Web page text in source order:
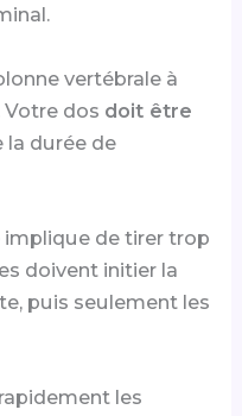
vertébrale à
Votre dos doit être
durée de
implique de tirer trop
doivent initier la
puis seulement les
les